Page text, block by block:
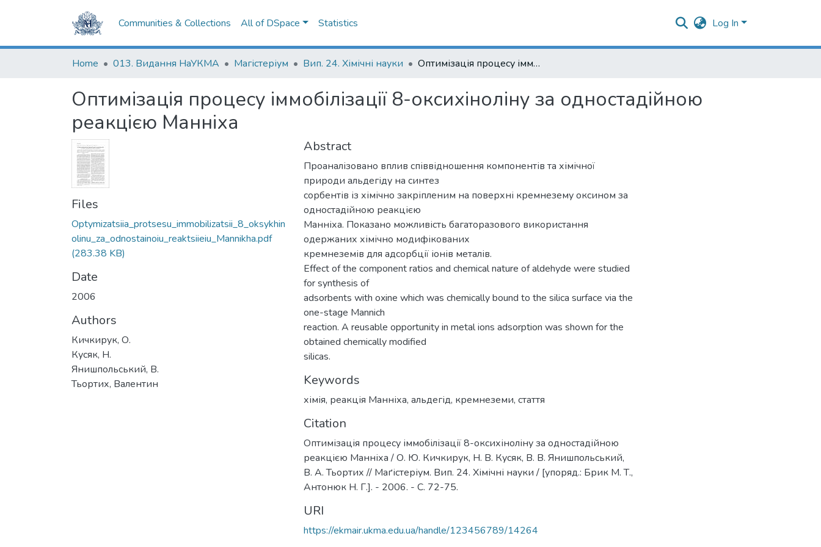
Communities & Collections All of DSpace Statistics Log In
Home 013. Видання НаУКМА Магістеріум Вип. 24. Хімічні науки Оптимізація процесу іммобілізації 8-оксихіноліну за одностадійною реакцією Манніха
Оптимізація процесу іммобілізації 8-оксихіноліну за одностадійною
реакцією Манніха
Files
Optymizatsiia_protsesu_immobilizatsii_8_oksykhin
olinu_za_odnostainoiu_reaktsiieiu_Mannikha.pdf
(283.38 KB)
Date
2006
Authors
Кичкирук, О.
Кусяк, Н.
Янишпольський, В.
Тьортих, Валентин
Abstract
Проаналізовано вплив співвідношення компонентів та хімічної
природи альдегіду на синтез
сорбентів із хімічно закріпленим на поверхні кремнезему оксином за
одностадійною реакцією
Манніха. Показано можливість багаторазового використання
одержаних хімічно модифікованих
кремнеземів для адсорбції іонів металів.
Effect of the component ratios and chemical nature of aldehyde were studied
for synthesis of
adsorbents with oxine which was chemically bound to the silica surface via the
one-stage Mannich
reaction. A reusable opportunity in metal ions adsorption was shown for the
obtained chemically modified
silicas.
Keywords
хімія, реакція Манніха, альдегід, кремнеземи, стаття
Citation
Оптимізація процесу іммобілізації 8-оксихіноліну за одностадійною
реакцією Манніха / О. Ю. Кичкирук, Н. В. Кусяк, В. В. Янишпольський,
В. А. Тьортих // Маґістеріум. Вип. 24. Хімічні науки / [упоряд.: Брик М. Т.,
Антонюк Н. Г.]. - 2006. - С. 72-75.
URI
https://ekmair.ukma.edu.ua/handle/123456789/14264